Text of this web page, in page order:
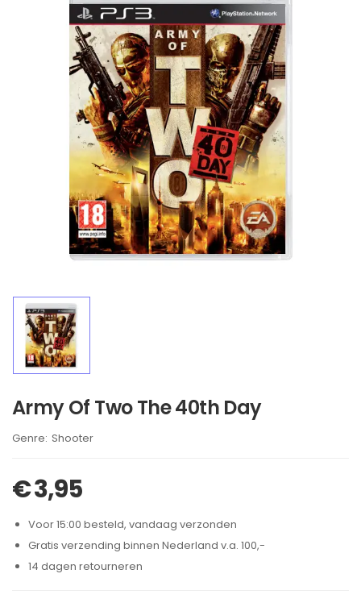
Army Of Two The 40th Day
Brand:
Shooter
€3,95
Voor 15:00 besteld, vandaag verzonden
Gratis verzending binnen Nederland v.a. 100,-
14 dagen retourneren